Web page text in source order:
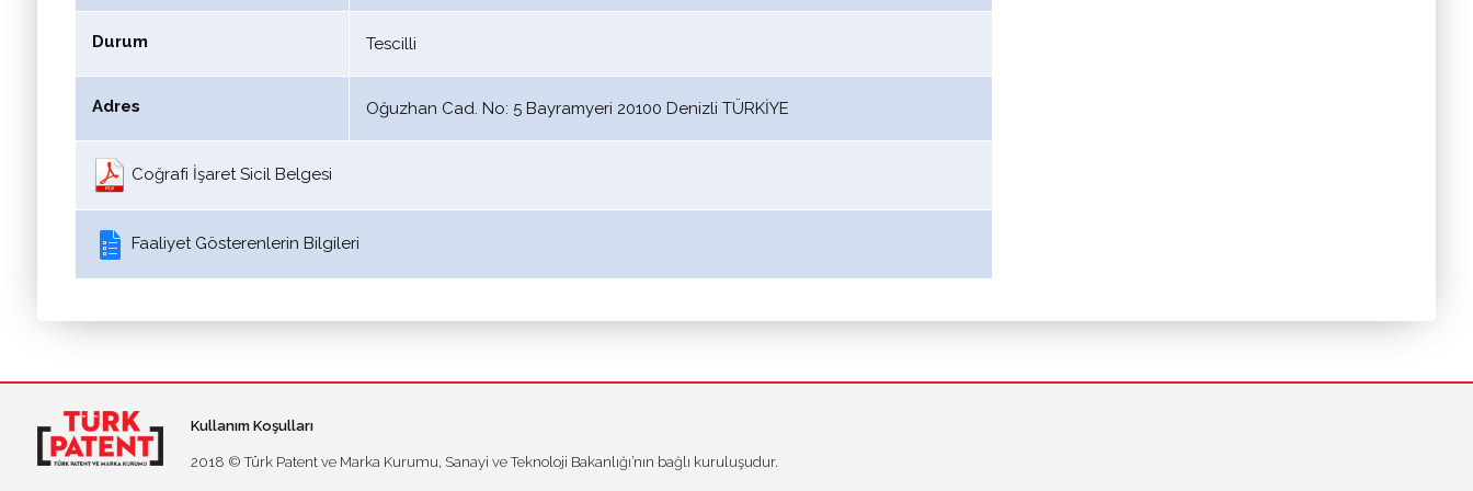
Durum Tescilli
Adres Oğuzhan Cad. No: 5 Bayramyeri 20100 Denizli TÜRKİYE
Coğrafi İşaret Sicil Belgesi
Faaliyet Gösterenlerin Bilgileri
Kullanım Koşulları
2018 © Türk Patent ve Marka Kurumu, Sanayi ve Teknoloji Bakanlığı’nın bağlı kuruluşudur.